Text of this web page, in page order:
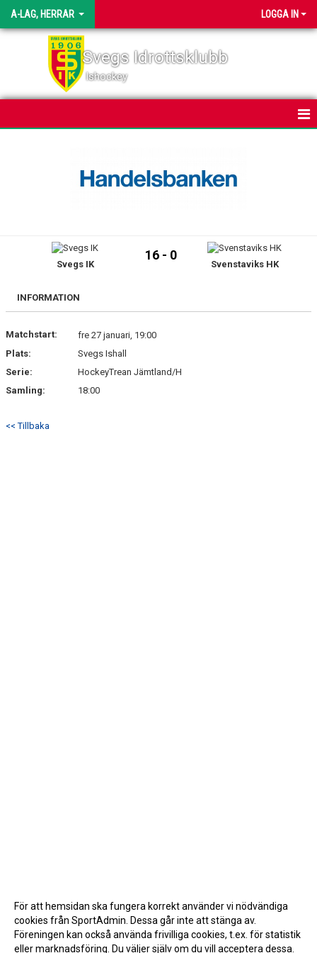
A-LAG, HERRAR LOGGA IN
Svegs Idrottsklubb
Ishockey
BILDGALLERI
KONTAKT
Svegs IK
16 - 0
Svenstaviks HK
INFORMATION
Matchstart:
fre 27 januari, 19:00
Plats:
Svegs Ishall
Serie:
HockeyTrean Jämtland/H
Samling:
18:00
<< Tillbaka
För att hemsidan ska fungera korrekt använder vi nödvändiga
cookies från SportAdmin. Dessa går inte att stänga av.
Föreningen kan också använda frivilliga cookies, t.ex. för statistik
eller marknadsföring. Du väljer själv om du vill acceptera dessa.